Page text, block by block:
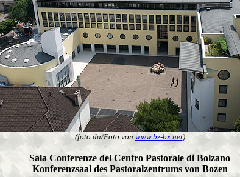
(foto da/Foto vonwww.bz-bx.net)
Sala Conferenze del Centro Pastorale di Bolzano
Konferenzsaal des Pastoralzentrums von Bozen